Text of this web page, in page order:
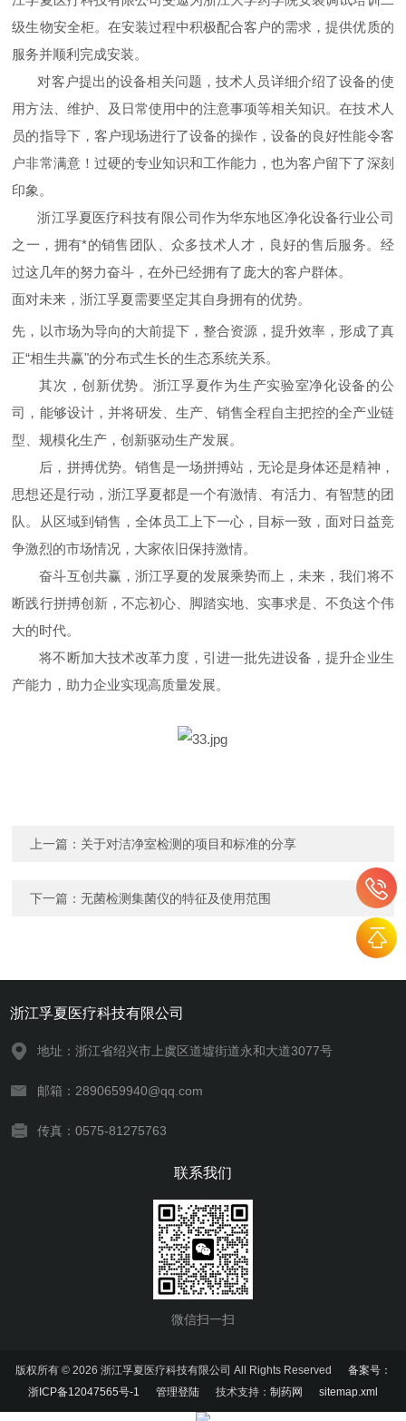
级生物安全柜。在安装过程中积极配合客户的需求，提供优质的
服务并顺利完成安装。
对客户提出的设备相关问题，技术人员详细介绍了设备的使
用方法、维护、及日常使用中的注意事项等相关知识。在技术人
员的指导下，客户现场进行了设备的操作，设备的良好性能令客
户非常满意！过硬的专业知识和工作能力，也为客户留下了深刻
印象。
浙江孚夏医疗科技有限公司作为华东地区净化设备行业公司
之一，拥有*的销售团队、众多技术人才，良好的售后服务。经
过这几年的努力奋斗，在外已经拥有了庞大的客户群体。
面对未来，浙江孚夏需要坚定其自身拥有的优势。
先，以市场为导向的大前提下，整合资源，提升效率，形成了真
正“相生共赢"的分布式生长的生态系统关系。
其次，创新优势。浙江孚夏作为生产实验室净化设备的公
司，能够设计，并将研发、生产、销售全程自主把控的全产业链
型、规模化生产，创新驱动生产发展。
后，拼搏优势。销售是一场拼搏站，无论是身体还是精神，
思想还是行动，浙江孚夏都是一个有激情、有活力、有智慧的团
队。从区域到销售，全体员工上下一心，目标一致，面对日益竞
争激烈的市场情况，大家依旧保持激情。
奋斗互创共赢，浙江孚夏的发展乘势而上，未来，我们将不
断践行拼搏创新，不忘初心、脚踏实地、实事求是、不负这个伟
大的时代。
将不断加大技术改革力度，引进一批先进设备，提升企业生
产能力，助力企业实现高质量发展。
上一篇： 关于对洁净室检测的项目和标准的分享
下一篇：无菌检测集菌仪的特征及使用范围
浙江孚夏医疗科技有限公司
地址：浙江省绍兴市上虞区道墟街道永和大道3077号
邮箱：2890659940@qq.com
传真：0575-81275763
联系我们
微信扫一扫
版权所有 © 2026 浙江孚夏医疗科技有限公司 All Rights Reserved 备案号：
浙ICP备12047565号-1
管理登陆 技术支持： 制药网 sitemap.xml